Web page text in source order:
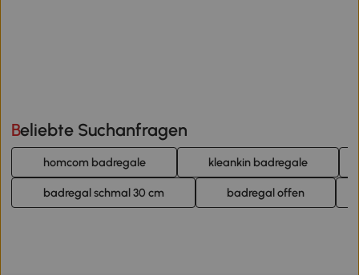
Beliebte Suchanfragen
homcom badregale kleankin badregale
badregal schmal 30 cm badregal offen